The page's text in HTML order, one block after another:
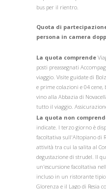
bus per il rientro.
Quota di
persona in camera
La quota comprende
posti preassegnati
viaggio. Visite guidate di
e prime colazioni e 04 cene,
vino alla Abbazia di
tutto il viaggio.
La quota non
indicate. l terzo giorno è
facoltativa sull'Altopiano di
attività tra cui la salita al
degustazione di strudel. Il
un'escursione facoltativa
incluso in un ristorante
Glorenza e il Lago di Resia